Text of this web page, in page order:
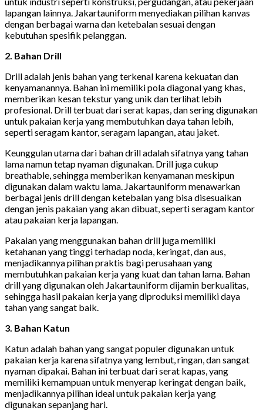
lapangan lainnya. Jakartauniform menyediakan pilihan kanvas
dengan berbagai warna dan ketebalan sesuai dengan
kebutuhan spesifik pelanggan.
2. Bahan Drill
Drill adalah jenis bahan yang terkenal karena kekuatan dan
kenyamanannya. Bahan ini memiliki pola diagonal yang khas,
memberikan kesan tekstur yang unik dan terlihat lebih
profesional. Drill terbuat dari serat kapas, dan sering digunakan
untuk pakaian kerja yang membutuhkan daya tahan lebih,
seperti seragam kantor, seragam lapangan, atau jaket.
Keunggulan utama dari bahan drill adalah sifatnya yang tahan
lama namun tetap nyaman digunakan. Drill juga cukup
breathable, sehingga memberikan kenyamanan meskipun
digunakan dalam waktu lama. Jakartauniform menawarkan
berbagai jenis drill dengan ketebalan yang bisa disesuaikan
dengan jenis pakaian yang akan dibuat, seperti seragam kantor
atau pakaian kerja lapangan.
Pakaian yang menggunakan bahan drill juga memiliki
ketahanan yang tinggi terhadap noda, keringat, dan aus,
menjadikannya pilihan praktis bagi perusahaan yang
membutuhkan pakaian kerja yang kuat dan tahan lama. Bahan
drill yang digunakan oleh Jakartauniform dijamin berkualitas,
sehingga hasil pakaian kerja yang diproduksi memiliki daya
tahan yang sangat baik.
3. Bahan Katun
Katun adalah bahan yang sangat populer digunakan untuk
pakaian kerja karena sifatnya yang lembut, ringan, dan sangat
nyaman dipakai. Bahan ini terbuat dari serat kapas, yang
memiliki kemampuan untuk menyerap keringat dengan baik,
menjadikannya pilihan ideal untuk pakaian kerja yang
digunakan sepanjang hari.